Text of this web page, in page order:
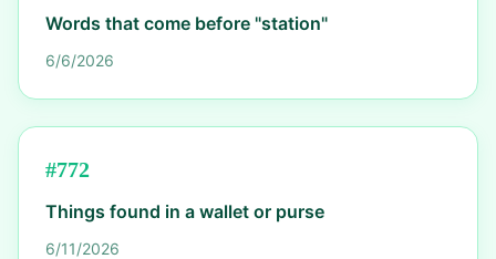
Words that come before "station"
6/6/2026
#772
Things found in a wallet or purse
6/11/2026